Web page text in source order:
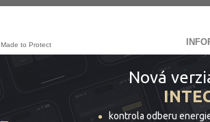
Made to Protect
Nová
kontrola odberu